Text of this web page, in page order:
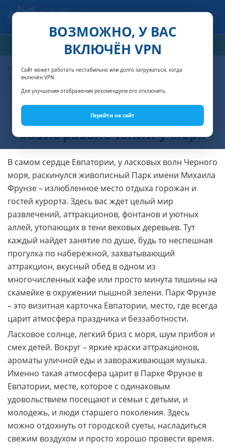
ВОЗМОЖНО, У ВАС
ВКЛЮЧЁН VPN
Сайт может работать нестабильно или долго загружаться, когда
включён VPN.
Для улучшения отображения рекомендуем его отключить.
Перейти на сайт
РАСЧЁТ СТОИМОСТИ
Главная Достопримечательности Крыма
Парк Фрунзе в
Евпатории: оазис развлечений у моря
Парк Фрунзе в Евпатории:
оазис развлечений у моря
В самом сердце Евпатории, у ласковых волн Черного
моря, раскинулся живописный Парк имени Михаила
Фрунзе – излюбленное место отдыха горожан и
гостей курорта. Здесь вас ждет целый мир
развлечений, аттракционов, фонтанов и уютных
аллей, утопающих в тени вековых деревьев. Тут
каждый найдет занятие по душе, будь то неспешная
прогулка по набережной, захватывающий
аттракцион, вкусный обед в одном из
многочисленных кафе или просто минута тишины на
скамейке в окружении пышной зелени. Парк Фрунзе
– это визитная карточка Евпатории, место, где всегда
царит атмосфера праздника и беззаботности.
Ласковое солнце, легкий бриз с моря, шум прибоя и
смех детей. Вокруг – яркие краски аттракционов,
ароматы уличной еды и завораживающая музыка.
Именно такая атмосфера царит в Парке Фрунзе в
Евпатории, месте, которое с одинаковым
удовольствием посещают и семьи с детьми, и
молодежь, и люди старшего поколения. Здесь
можно отдохнуть от городской суеты, насладиться
свежим воздухом и просто хорошо провести время.